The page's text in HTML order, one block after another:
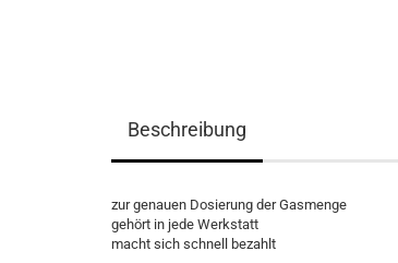
Beschreibung
zur genauen Dosierung der Gasmenge
gehört in jede Werkstatt
macht sich schnell bezahlt